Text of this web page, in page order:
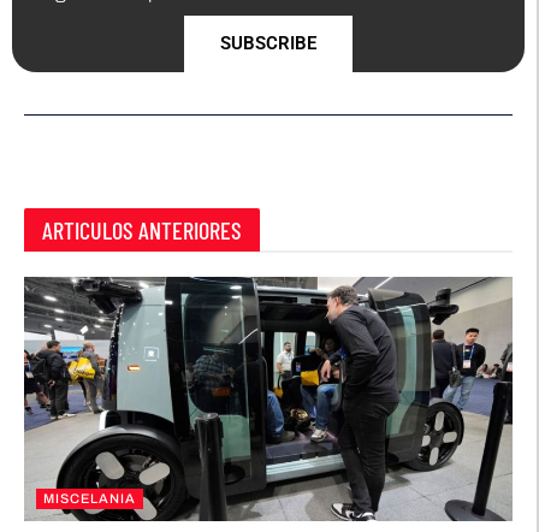
SUBSCRIBE
ARTICULOS ANTERIORES
MISCELANIA